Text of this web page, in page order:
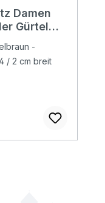
Damen
Gürtel
-
/ 2 cm breit